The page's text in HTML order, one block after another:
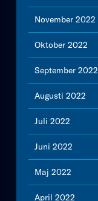
November 2022
Oktober 2022
September 2022
Augusti 2022
Juli 2022
Juni 2022
Maj 2022
April 2022